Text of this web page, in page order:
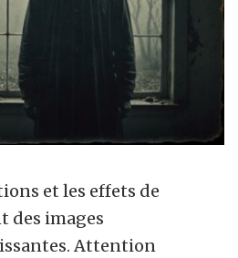
et les effets de
des images
Attention